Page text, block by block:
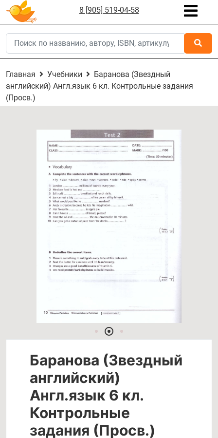
8 [905] 519-04-58
Главная Учебники
Баранова (Звездный
английский) Англ.язык 6 кл. Контрольные задания
(Просв.)
Баранова (Звездный
английский)
Англ.язык 6 кл.
Контрольные
задания (Просв.)